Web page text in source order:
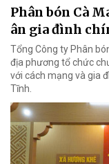
Phân bón Cà
ân gia đình
Tổng Công ty Phân
địa phương tổ chức
với cách mạng và gia
Tĩnh.